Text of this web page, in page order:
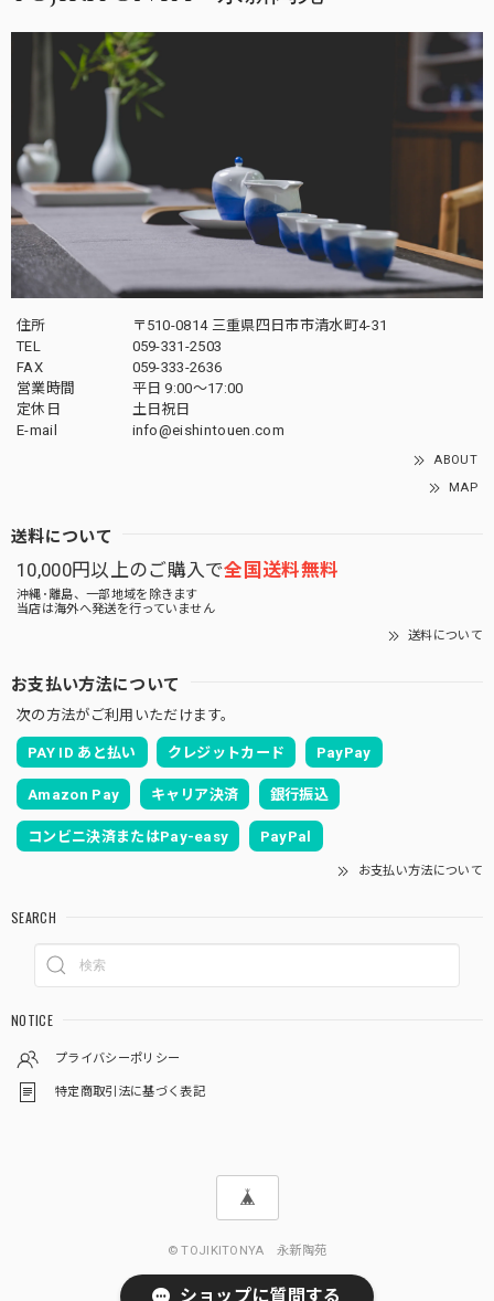
住所
〒510-0814 三重県四日市市清水町4-31
TEL
059-331-2503
FAX
059-333-2636
営業時間
平日 9:00～17:00
定休日
土日祝日
E-mail
info@eishintouen.com
ABOUT
MAP
送料について
10,000円以上のご購入で全国送料無料
沖縄･離島、一部地域を除きます
当店は海外へ発送を行っていません
送料について
お支払い方法について
次の方法がご利用いただけます。
PAY ID あと払い クレジットカード PayPay
Amazon Pay キャリア決済 銀行振込
コンビニ決済またはPay-easy PayPal
お支払い方法について
SEARCH
NOTICE
プライバシーポリシー
特定商取引法に基づく表記
© TOJIKITONYA 永新陶苑
ショップに質問する